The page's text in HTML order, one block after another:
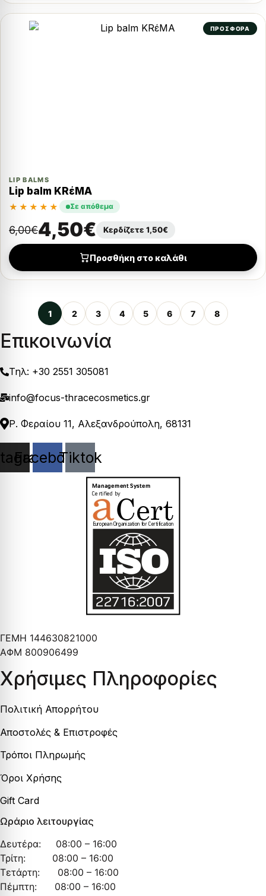
ΠΡΟΣΦΟΡΑ
LIP BALMS
Lip balm KRέMA
★★★★★ Σε απόθεμα
6,00€4,50€ Κερδίζετε 1,50€
Προσθήκη στο καλάθι
1 2 3 4 5 6 7 8
Επικοινωνία
Τηλ: +30 2551 305081
info@focus-thracecosmetics.gr
Ρ. Φεραίου 11, Αλεξανδρούπολη, 68131
FacebookTiktok
ΓΕΜΗ 144630821000
ΑΦΜ 800906499
Χρήσιμες Πληροφορίες
Πολιτική Απορρήτου
Αποστολές & Επιστροφές
Τρόποι Πληρωμής
Όροι Χρήσης
Gift Card
Ωράριο λειτουργίας
Δευτέρα: 08:00 – 16:00
Τρίτη: 08:00 – 16:00
Τετάρτη: 08:00 – 16:00
Πέμπτη: 08:00 – 16:00